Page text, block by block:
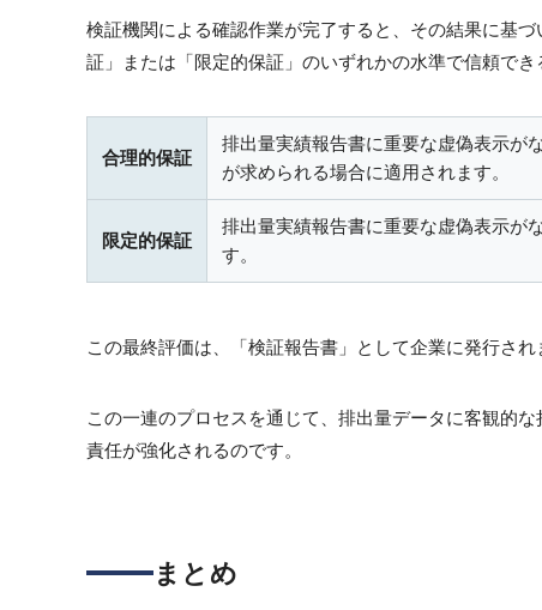
検証機関による確認作業が完了すると、その結果に基
証」または「限定的保証」のいずれかの水準で信頼で
合理的保証
排出量実績報告書に重要な虚偽表示が
が求められる場合に適用されます。
限定的保証
排出量実績報告書に重要な虚偽表示が
す。
この最終評価は、「検証報告書」として企業に発行さ
この一連のプロセスを通じて、排出量データに客観的
責任が強化されるのです。
まとめ